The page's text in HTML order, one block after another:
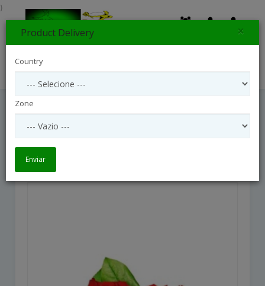
Tantalizing
}
Product Delivery ×
Country
Zone
Enviar